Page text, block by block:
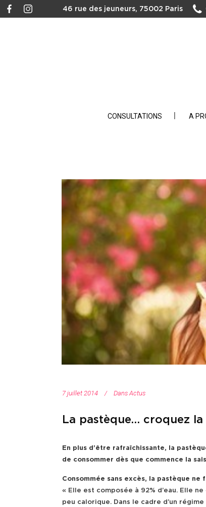
46 rue des jeuneurs, 75002 Paris
CONSULTATIONS A
7 juillet 2014 Dans Actus
La pastèque… croquez la
En plus d’être rafraîchissante, la
de consommer dès que commence la
Consommée sans excès, la pastèque ne
« Elle est composée à 92% d’eau. Elle
peu calorique. Dans le cadre d’un